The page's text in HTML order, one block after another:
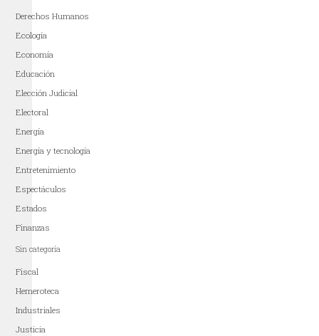
Derechos Humanos
Ecología
Economía
Educación
Elección Judicial
Electoral
Energía
Energía y tecnología
Entretenimiento
Espectáculos
Estados
Finanzas
Sin categoría
Fiscal
Hemeroteca
Industriales
Justicia